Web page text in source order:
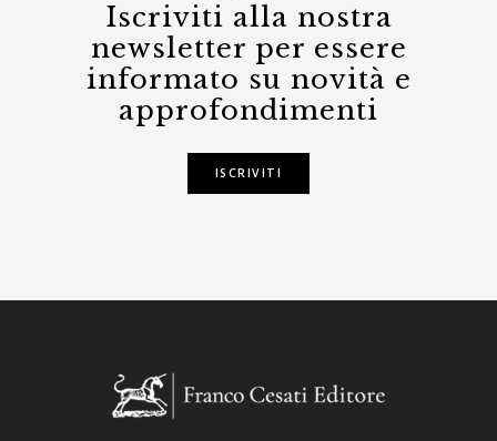
Iscriviti alla nostra
newsletter per essere
informato su novità e
approfondimenti
ISCRIVITI